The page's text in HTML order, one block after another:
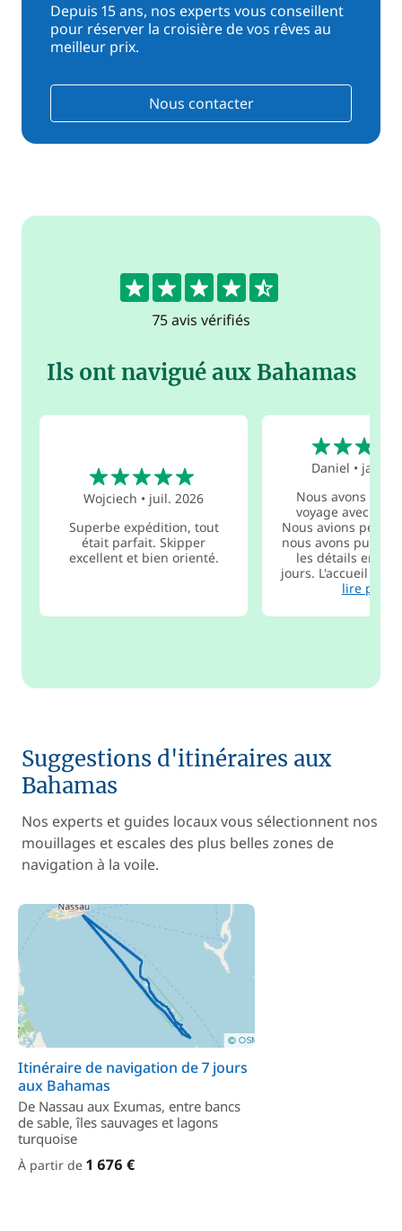
Depuis 15 ans, nos experts vous conseillent
pour réserver la croisière de vos rêves au
meilleur prix.
Nous contacter
4.5
75 avis vérifiés
Ils ont navigué aux Bahamas
Wojciech • juil. 2026
Superbe expédition, tout
était parfait. Skipper
excellent et bien orienté.
Daniel • janv.
Nous avons
voyage avec
Nous avions peu
nous avons pu
les détails en
jours. L'accueil au
lire plus
Suggestions d'itinéraires aux
Bahamas
Nos experts et guides locaux vous sélectionnent nos
mouillages et escales des plus belles zones de
navigation à la voile.
Itinéraire de navigation de 7 jours
aux Bahamas
De Nassau aux Exumas, entre bancs
de sable, îles sauvages et lagons
turquoise
À partir de 1 676 €